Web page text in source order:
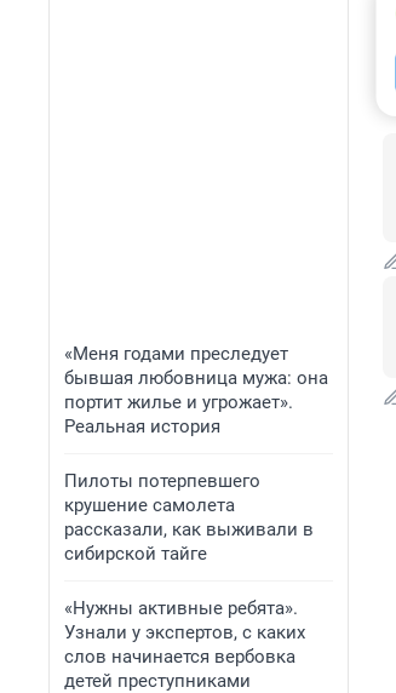
«Меня годами преследует
бывшая любовница мужа: она
портит жилье и угрожает».
Реальная история
Пилоты потерпевшего
крушение самолета
рассказали, как выживали в
сибирской тайге
«Нужны активные ребята».
Узнали у экспертов, с каких
слов начинается вербовка
детей преступниками